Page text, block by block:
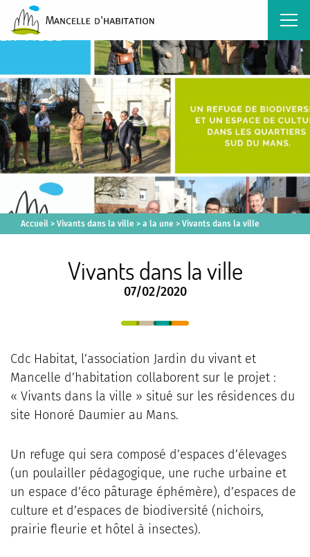
Accueil > Vivants dans la ville > a la une > Vivants dans la ville
Vivants dans la ville
07/02/2020
Cdc Habitat, l’association Jardin du vivant et
Mancelle d’habitation collaborent sur le projet :
« Vivants dans la ville » situé sur les résidences du
site Honoré Daumier au Mans.
Un refuge qui sera composé d’espaces d’élevages
(un poulailler pédagogique, une ruche urbaine et
un espace d’éco pâturage éphémère), d’espaces de
culture et d’espaces de biodiversité (nichoirs,
prairie fleurie et hôtel à insectes).